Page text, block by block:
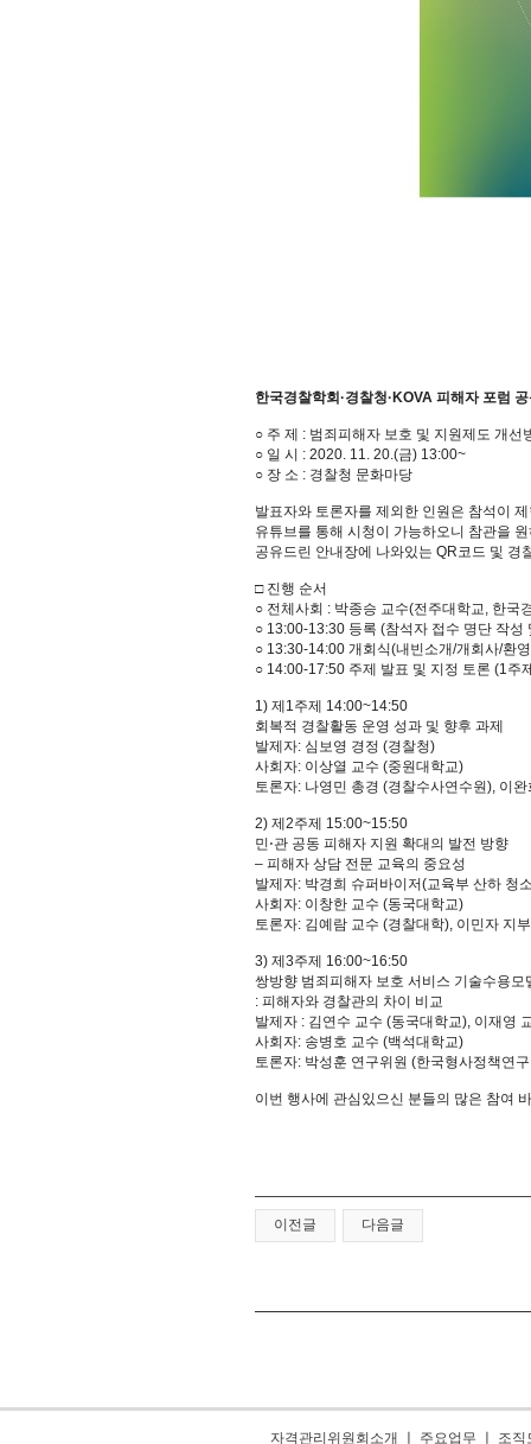
한국경찰학회·경찰청·KOVA 피해자 포럼
○ 주 제 : 범죄피해자 보호 및 지원제도 개선
○ 일 시 : 2020. 11. 20.(금) 13:00~
○ 장 소 : 경찰청 문화마당
발표자와 토론자를 제외한 인원은 참석이
유튜브를 통해 시청이 가능하오니 참관을
공유드린 안내장에 나와있는 QR코드 및
□ 진행 순서
○ 전체사회 : 박종승 교수(전주대학교, 한국
○ 13:00-13:30 등록 (참석자 접수 명단 작성
○ 13:30-14:00 개회식(내빈소개/개회사/환
○ 14:00-17:50 주제 발표 및 지정 토론 (1주
1) 제1주제 14:00~14:50
회복적 경찰활동 운영 성과 및 향후 과제
발제자: 심보영 경정 (경찰청)
사회자: 이상열 교수 (중원대학교)
토론자: 나영민 총경 (경찰수사연수원), 이
2) 제2주제 15:00~15:50
민⋅관 공동 피해자 지원 확대의 발전 방향
– 피해자 상담 전문 교육의 중요성
발제자: 박경희 슈퍼바이저(교육부 산하 청
사회자: 이창한 교수 (동국대학교)
토론자: 김예람 교수 (경찰대학), 이민자 지
3) 제3주제 16:00~16:50
쌍방향 범죄피해자 보호 서비스 기술수용모
: 피해자와 경찰관의 차이 비교
발제자 : 김연수 교수 (동국대학교), 이재영
사회자: 송병호 교수 (백석대학교)
토론자: 박성훈 연구위원 (한국형사정책연
이번 행사에 관심있으신 분들의 많은 참여
이전글 다음글
자격관리위원회소개 주요업무 조직